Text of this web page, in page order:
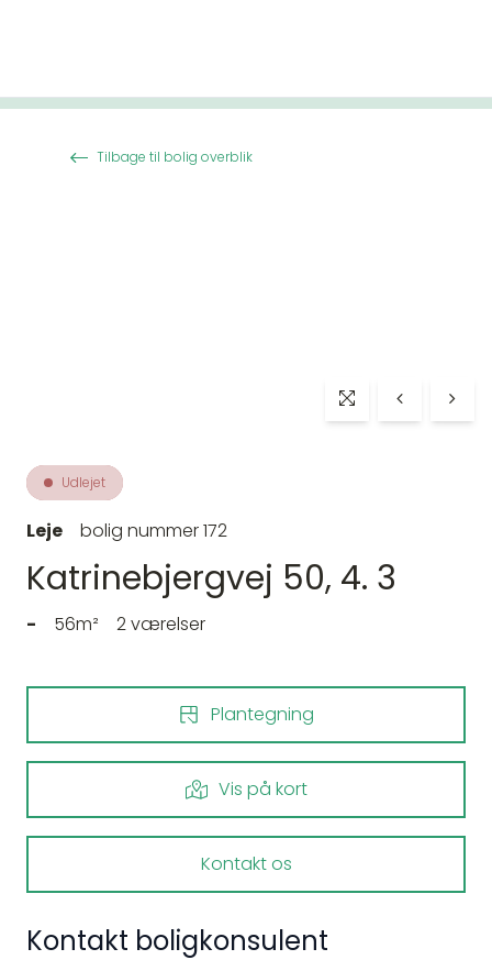
Tilbage til bolig overblik
Udlejet
Leje bolig nummer 172
Katrinebjergvej 50, 4. 3
- 56m² 2 værelser
Plantegning
Vis på kort
Kontakt os
Kontakt boligkonsulent